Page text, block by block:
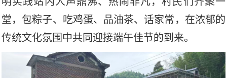
堂，包粽子、吃鸡蛋、品油茶、话家常，在浓郁的
传统文化氛围中共同迎接端午佳节的到来。